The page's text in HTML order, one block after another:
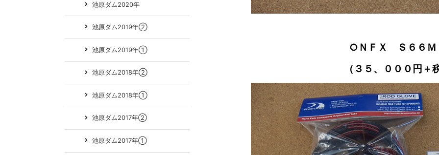
○ＮＦＸ Ｓ６６Ｍ
（３５、０００円＋
池原ダム2020年
池原ダム2019年②
池原ダム2019年①
池原ダム2018年②
池原ダム2018年①
池原ダム2017年②
池原ダム2017年①